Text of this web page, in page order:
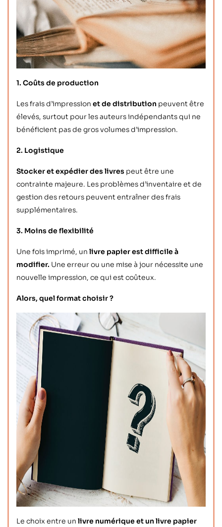
1. Coûts de production
Lesfrais d’impression et dedistribution peuvent être
élevés, surtout pour les auteurs indépendants qui ne
bénéficient pas de gros volumes d’impression.
2. Logistique
Stocker et expédier des livres peut être une
contrainte majeure. Les problèmes d’inventaire et de
gestion des retours peuvent entraîner des frais
supplémentaires.
3. Moins de flexibilité
Une fois imprimé, un livre papier est difficile à
modifier. Une erreur ou une mise à jour nécessite une
nouvelle impression, ce qui est coûteux.
Alors, quel format choisir ?
Le choix entre un livre numérique et un livre papier